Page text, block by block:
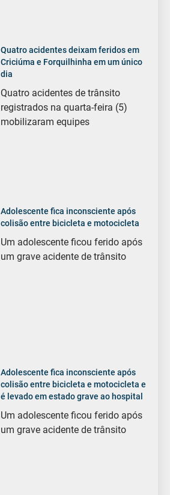
Quatro acidentes deixam feridos em
Criciúma e Forquilhinha em um único
dia
Quatro acidentes de trânsito
registrados na quarta-feira (5)
mobilizaram equipes
Adolescente fica inconsciente após
colisão entre bicicleta e motocicleta
Um adolescente ficou ferido após
um grave acidente de trânsito
Adolescente fica inconsciente após
colisão entre bicicleta e motocicleta e
é levado em estado grave ao hospital
Um adolescente ficou ferido após
um grave acidente de trânsito